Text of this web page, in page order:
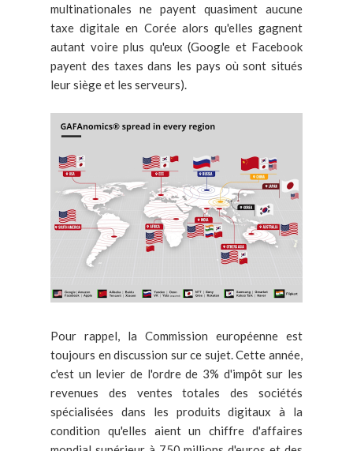
multinationales ne payent quasiment aucune
taxe digitale en Corée alors qu'elles gagnent
autant voire plus qu'eux (Google et Facebook
payent des taxes dans les pays où sont situés
leur siège et les serveurs).
Pour rappel, la Commission européenne est
toujours en discussion sur ce sujet. Cette année,
c'est un levier de l'ordre de 3% d'impôt sur les
revenues des ventes totales des sociétés
spécialisées dans les produits digitaux à la
condition qu'elles aient un chiffre d'affaires